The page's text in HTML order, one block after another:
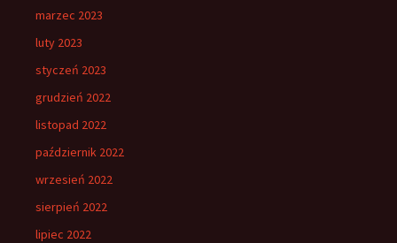
marzec 2023
luty 2023
styczeń 2023
grudzień 2022
listopad 2022
październik 2022
wrzesień 2022
sierpień 2022
lipiec 2022